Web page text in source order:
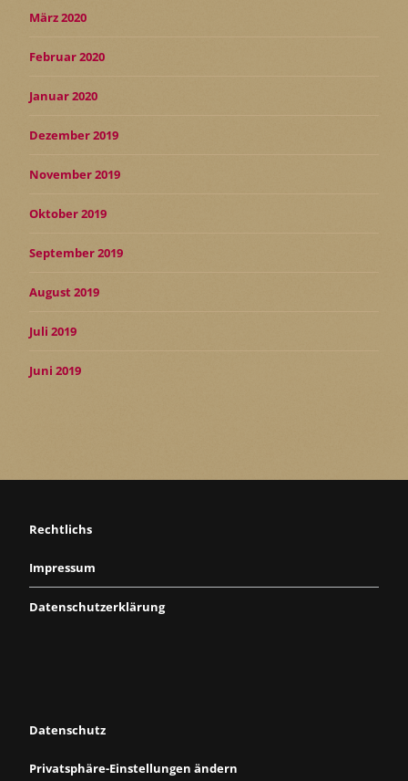
März 2020
Februar 2020
Januar 2020
Dezember 2019
November 2019
Oktober 2019
September 2019
August 2019
Juli 2019
Juni 2019
Rechtlichs
Impressum
Datenschutzerklärung
Datenschutz
Privatsphäre-Einstellungen ändern